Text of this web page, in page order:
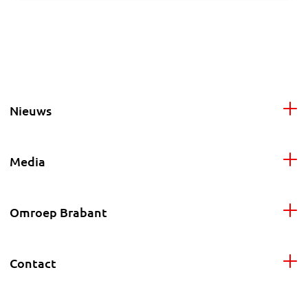
Nieuws
Media
Omroep Brabant
Contact